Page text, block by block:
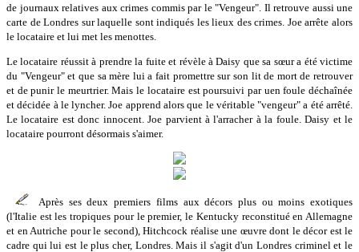
de journaux relatives aux crimes commis par le "Vengeur". Il retrouve aussi une
carte de Londres sur laquelle sont indiqués les lieux des crimes. Joe arrête alors
le locataire et lui met les menottes.
Le locataire réussit à prendre la fuite et révèle à Daisy que sa sœur a été victime
du "Vengeur" et que sa mère lui a fait promettre sur son lit de mort de retrouver
et de punir le meurtrier. Mais le locataire est poursuivi par uen foule déchaînée
et décidée à le lyncher. Joe apprend alors que le véritable "vengeur" a été arrêté.
Le locataire est donc innocent. Joe parvient à l'arracher à la foule. Daisy et le
locataire pourront désormais s'aimer.
Après ses deux premiers films aux décors plus ou moins exotiques
(l'Italie est les tropiques pour le premier, le Kentucky reconstitué en Allemagne
et en Autriche pour le second), Hitchcock réalise une œuvre dont le décor est le
cadre qui lui est le plus cher, Londres. Mais il s'agit d'un Londres criminel et le